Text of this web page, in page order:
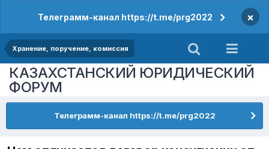
Телеграмм-канал https://t.me/prg2022 ×
Хранение, поручение, комиссия
КАЗАХСТАНСКИЙ ЮРИДИЧЕСКИЙ
ФОРУМ
Телеграмм-канал https://t.me/prg2022